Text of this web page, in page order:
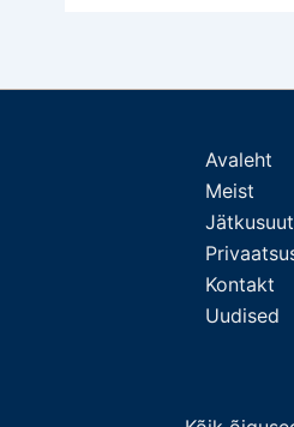
Avaleht
Meist
Kontakt
Uudised